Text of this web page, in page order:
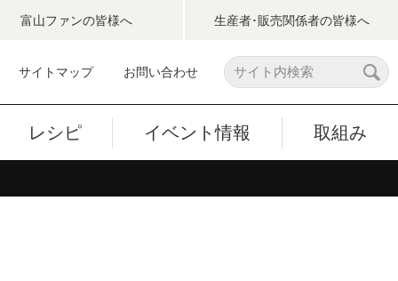
富山ファンの皆様へ 生産者･販売関係者の皆様へ
サイトマップ お問い合わせ
レシピ イベント情報 取組み